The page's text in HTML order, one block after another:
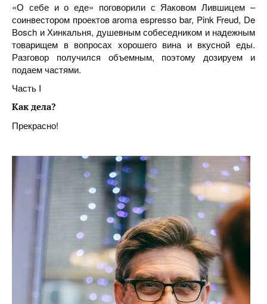
«О себе и о еде» поговорили с Яаковом Лившицем –
соинвестором проектов aroma espresso bar, Pink Freud, De
Вosсh и Хинкальня, душевным собеседником и надежным
товарищем в вопросах хорошего вина и вкусной еды.
Разговор получился объемным, поэтому дозируем и
подаем частями.
Часть I
Как дела?
Прекрасно!